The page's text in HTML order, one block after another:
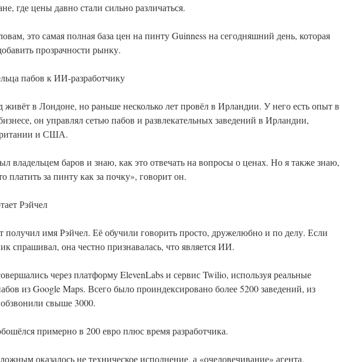
где цены давно стали сильно различаться.
это самая полная база цен на пинту Guinness на сегодняшний день, которая
прозрачности рынку.
пабов к ИИ-разработчику
живёт в Лондоне, но раньше несколько лет провёл в Ирландии. У него есть опыт в
он управлял сетью пабов и развлекательных заведений в Ирландии,
и США.
владельцем баров и знаю, как это отвечать на вопросы о ценах. Но я также знаю,
платить за пинту как за почку», говорит он.
Рэйчел
получил имя Рэйчел. Её обучили говорить просто, дружелюбно и по делу. Если
спрашивал, она честно признавалась, что является ИИ.
через платформу ElevenLabs и сервис Twilio, используя реальные
из Google Maps. Всего было проиндексировано более 5200 заведений, из
свыше 3000.
примерно в 200 евро плюс время разработчика.
оказалось не техническое исполнение, а «очеловечивание» агента.